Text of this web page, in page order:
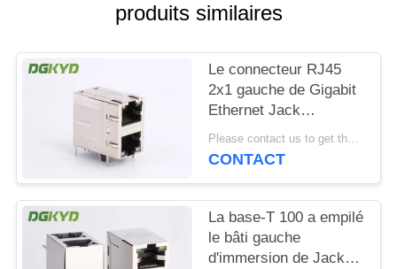
POLITIQUE
MATIÈRE
PROTECTION
DE
produits similaires
Le connecteur RJ45
2x1 gauche de Gigabit
Ethernet Jack
modulaire 2 a
compensé le St/Jk
Please contact us to get the latest price. MOQ:1 morceau
CONTACT
La base-T 100 a empilé
le bâti gauche
d'immersion de Jack